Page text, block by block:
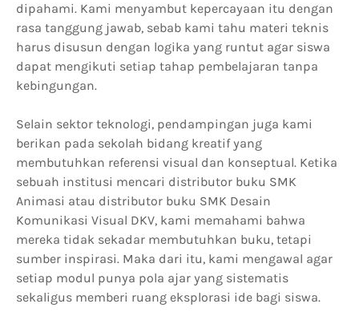
dipahami. Kami menyambut kepercayaan itu dengan
rasa tanggung jawab, sebab kami tahu materi teknis
harus disusun dengan logika yang runtut agar siswa
dapat mengikuti setiap tahap pembelajaran tanpa
kebingungan.
Selain sektor teknologi, pendampingan juga kami
berikan pada sekolah bidang kreatif yang
membutuhkan referensi visual dan konseptual. Ketika
sebuah institusi mencari distributor buku SMK
Animasi atau distributor buku SMK Desain
Komunikasi Visual DKV, kami memahami bahwa
mereka tidak sekadar membutuhkan buku, tetapi
sumber inspirasi. Maka dari itu, kami mengawal agar
setiap modul punya pola ajar yang sistematis
sekaligus memberi ruang eksplorasi ide bagi siswa.